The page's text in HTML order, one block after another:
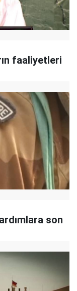
faaliyetleri
son